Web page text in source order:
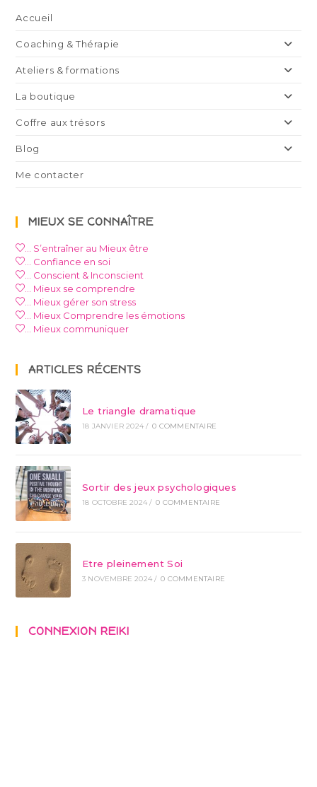
Accueil
Coaching & Thérapie
Ateliers & formations
La boutique
Coffre aux trésors
Blog
Me contacter
MIEUX SE CONNAÎTRE
… S’entraîner au Mieux être
… Confiance en soi
… Conscient & Inconscient
… Mieux se comprendre
… Mieux gérer son stress
… Mieux Comprendre les émotions
… Mieux communiquer
ARTICLES RÉCENTS
Le triangle dramatique
18 JANVIER 2024 / 0 COMMENTAIRE
Sortir des jeux psychologiques
18 OCTOBRE 2024 / 0 COMMENTAIRE
Etre pleinement Soi
3 NOVEMBRE 2024 / 0 COMMENTAIRE
CONNEXION REIKI